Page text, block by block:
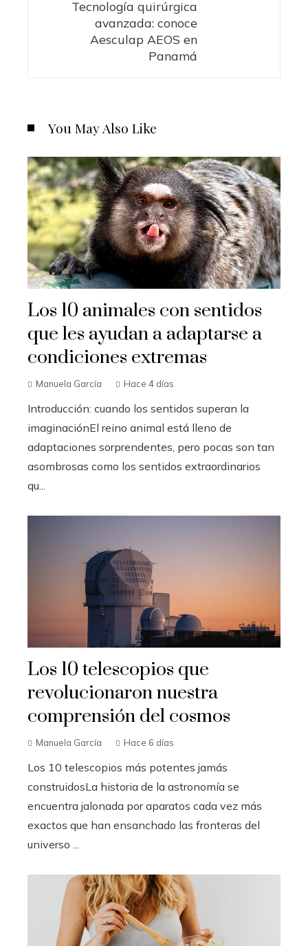
Tecnología quirúrgica
avanzada: conoce
Aesculap AEOS en
Panamá
You May Also Like
Los 10 animales con sentidos
que les ayudan a adaptarse a
condiciones extremas
Manuela García Hace 4 días
Introducción: cuando los sentidos superan la
imaginaciónEl reino animal está lleno de
adaptaciones sorprendentes, pero pocas son tan
asombrosas como los sentidos extraordinarios
qu...
Los 10 telescopios que
revolucionaron nuestra
comprensión del cosmos
Manuela García Hace 6 días
Los 10 telescopios más potentes jamás
construidosLa historia de la astronomía se
encuentra jalonada por aparatos cada vez más
exactos que han ensanchado las fronteras del
universo ...